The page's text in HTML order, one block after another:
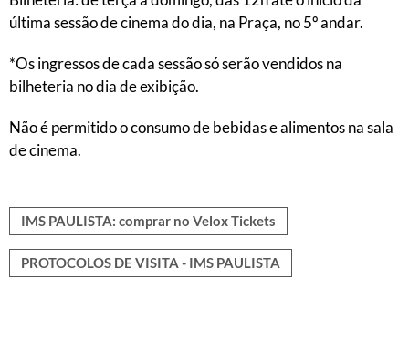
última sessão de cinema do dia, na Praça, no 5º andar.
*Os ingressos de cada sessão só serão vendidos na
bilheteria no dia de exibição.
Não é permitido o consumo de bebidas e alimentos na sala
de cinema.
IMS PAULISTA: comprar no Velox Tickets
PROTOCOLOS DE VISITA - IMS PAULISTA